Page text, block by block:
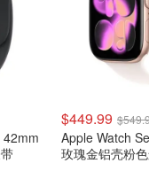
$449.99
Apple Watch
玫瑰金铝壳粉